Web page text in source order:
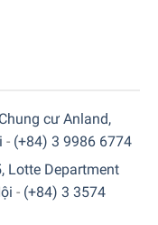
xa
ngữ
cả thông tin. Chỉ cần
ngôn ngữ. Một lá
bạn có thể dễ dàng
ngữ được đặt mà
cư Anland,
- (+84) 3 9986 6774
Lotte Department
- (+84) 3 3574